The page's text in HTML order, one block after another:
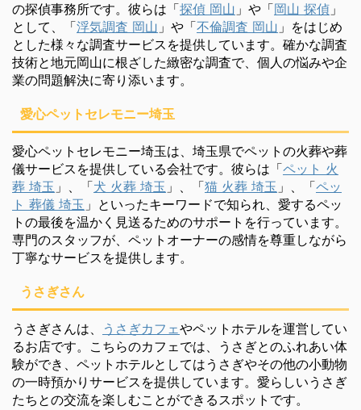
の探偵事務所です。彼らは「探偵 岡山 」や「岡山 探偵 」
として、「浮気調査 岡山 」や「不倫調査 岡山 」をはじめ
とした様々な調査サービスを提供しています。確かな調査
技術と地元岡山に根ざした緻密な調査で、個人の悩みや企
業の問題解決に寄り添います。
愛心ペットセレモニー埼玉
愛心ペットセレモニー埼玉は、埼玉県でペットの火葬や葬
儀サービスを提供している会社です。彼らは「ペット 火
葬 埼玉 」、「犬 火葬 埼玉 」、「猫 火葬 埼玉 」、「ペッ
ト 葬儀 埼玉 」といったキーワードで知られ、愛するペッ
トの最後を温かく見送るためのサポートを行っています。
専門のスタッフが、ペットオーナーの感情を尊重しながら
丁寧なサービスを提供します。
うさぎさん
うさぎさんは、 うさぎカフェやペットホテルを運営してい
るお店です。こちらのカフェでは、うさぎとのふれあい体
験ができ、ペットホテルとしてはうさぎやその他の小動物
の一時預かりサービスを提供しています。愛らしいうさぎ
たちとの交流を楽しむことができるスポットです。